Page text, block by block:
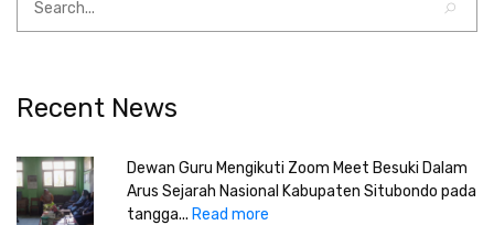
Recent News
Dewan Guru Mengikuti Zoom Meet Besuki Dalam
Arus Sejarah Nasional Kabupaten Situbondo pada
tangga... Read more